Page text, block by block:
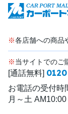
※各店舗への商品
※当サイトでのご
[通話無料]
お電話の受付時
月～土